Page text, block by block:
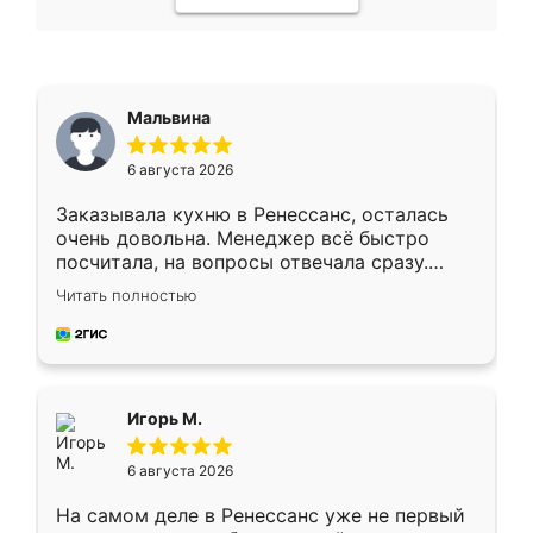
Мальвина
6 августа 2026
Заказывала кухню в Ренессанс, осталась
очень довольна. Менеджер всё быстро
посчитала, на вопросы отвечала сразу.
Замерщик приехал в субботу, подошёл к
делу со всей ответственностью. Собрали
за день, ребята работали аккуратно, даже
Читать полностью
Игорь М.
6 августа 2026
На самом деле в Ренессанс уже не первый